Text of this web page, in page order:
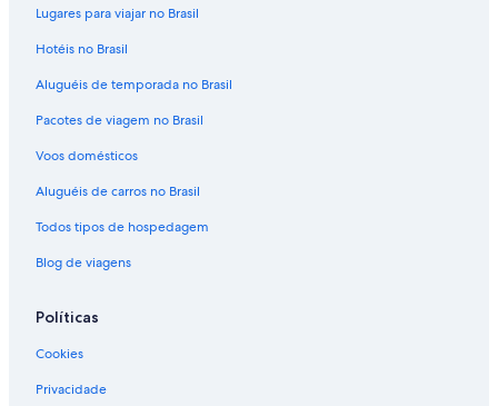
Lugares para viajar no Brasil
Hotéis no Brasil
Aluguéis de temporada no Brasil
Pacotes de viagem no Brasil
Voos domésticos
Aluguéis de carros no Brasil
Todos tipos de hospedagem
Blog de viagens
Políticas
Cookies
Privacidade